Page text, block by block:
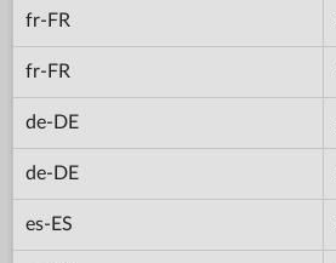
fr-FR
fr-FR
de-DE
de-DE
es-ES